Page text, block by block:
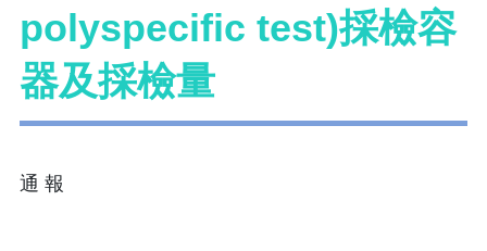
polyspecific test)採檢容
器及採檢量
通 報